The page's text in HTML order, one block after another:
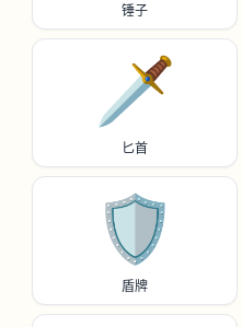
锤子
🗡️
匕首
🛡️
盾牌